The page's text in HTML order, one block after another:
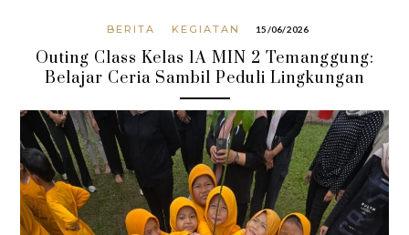
BERITA KEGIATAN 15/06/2026
Outing Class Kelas 1A MIN 2 Temanggung:
Belajar Ceria Sambil Peduli Lingkungan